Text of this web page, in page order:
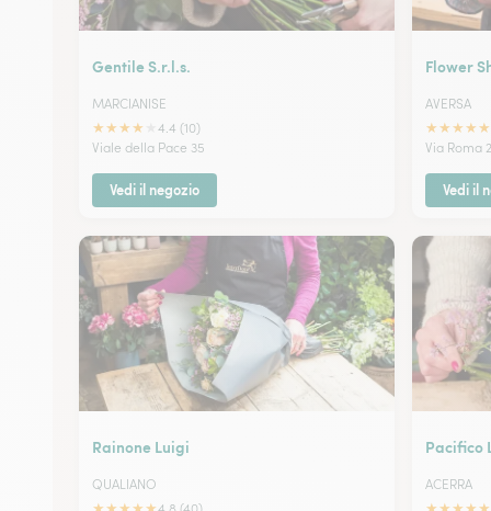
Gentile S.r.l.s.
MARCIANISE
★★★★
4.4 (10)
Viale della Pace 35
Vedi il negozio
Flower
AVERSA
★★★★★
Via Roma
Vedi il
Rainone Luigi
QUALIANO
4.8 (40)
Pacifico
ACERRA